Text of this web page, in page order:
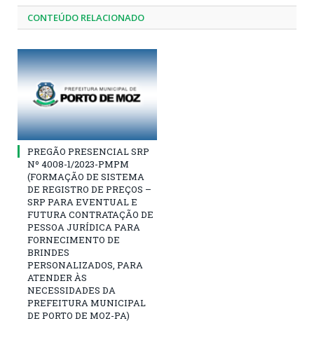
CONTEÚDO RELACIONADO
PREGÃO PRESENCIAL SRP
Nº 4008-1/2023-PMPM
(FORMAÇÃO DE SISTEMA
DE REGISTRO DE PREÇOS –
SRP PARA EVENTUAL E
FUTURA CONTRATAÇÃO DE
PESSOA JURÍDICA PARA
FORNECIMENTO DE
BRINDES
PERSONALIZADOS, PARA
ATENDER ÀS
NECESSIDADES DA
PREFEITURA MUNICIPAL
DE PORTO DE MOZ-PA)